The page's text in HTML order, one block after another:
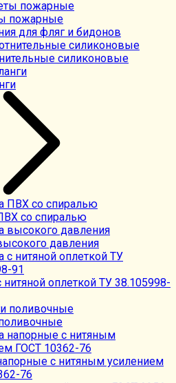
пожарные
для фляг и бидонов
силиконовые
со спиралью
давления
нитяной оплеткой ТУ 38.105998-
с нитяным усилением
76